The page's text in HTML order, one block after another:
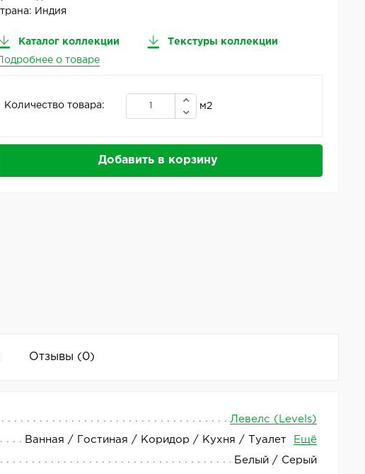
Индия
Каталог коллекции Текстуры коллекции
Подробнее о товаре
Количество товара: м2
Добавить в корзину
Отзывы (0)
Левелс (Levels)
Ванная / Гостиная / Коридор / Кухня / Туалет Ещё
Белый / Серый
к коллекции Levels от производителя Motto. Страна